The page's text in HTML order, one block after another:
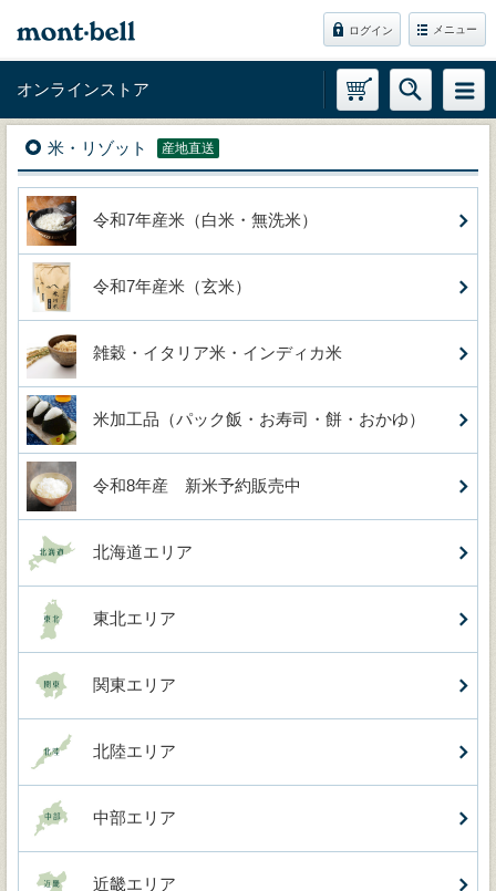
ログイン メニュー
オンラインストア
米・リゾット 産地直送
令和7年産米（白米・無洗米）
令和7年産米（玄米）
雑穀・イタリア米・インディカ米
米加工品（パック飯・お寿司・餅・おかゆ）
令和8年産 新米予約販売中
北海道エリア
東北エリア
関東エリア
北陸エリア
中部エリア
近畿エリア